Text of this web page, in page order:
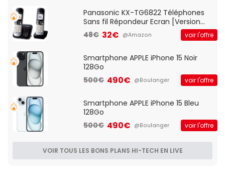
Panasonic KX-TG6822 Téléphones
Sans fil Répondeur Ecran [Version
Française]
48€ 32€ @Amazon voir l'offre
Smartphone APPLE iPhone 15 Noir
128Go
500€ 490€ @Boulanger voir l'offre
Smartphone APPLE iPhone 15 Bleu
128Go
500€ 490€ @Boulanger voir l'offre
VOIR TOUS LES BONS PLANS HI-TECH EN LIVE